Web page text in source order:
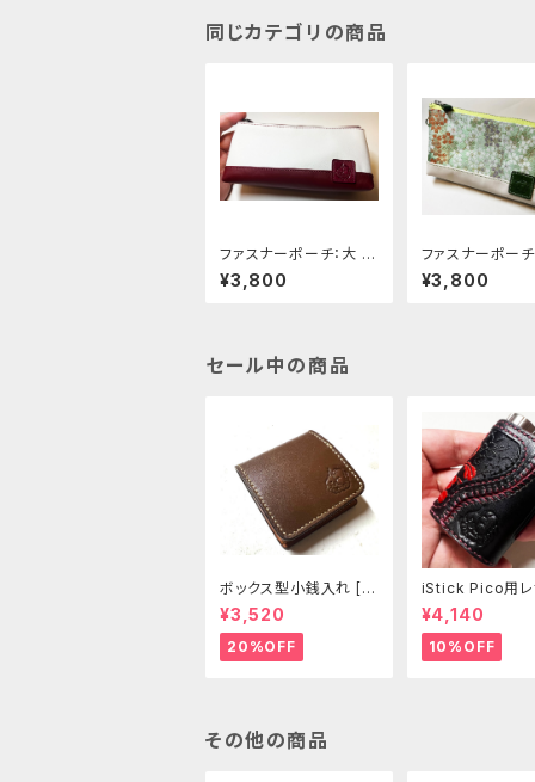
同じカテゴリの商品
ファスナーポーチ：大 [3
41-pt]
¥3,800
ファスナーポー
38-pt]
¥3,800
セール中の商品
ボックス型小銭入れ [2
98-CP]
¥3,520
20%OFF
iStick Pico用レ
リーブ [381-pc]
¥4,140
10%OFF
その他の商品